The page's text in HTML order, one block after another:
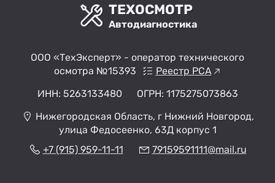
ТЕХОСМОТР
Автодиагностика
ООО «ТехЭксперт» - оператор технического
осмотра №15393
Реестр РСА
ИНН: 5263133480
ОГРН: 1175275073863
Нижегородская Область, г Нижний Новгород,
улица Федосеенко, 63Д корпус 1
+7 (915) 959-11-11
79159591111@mail.ru